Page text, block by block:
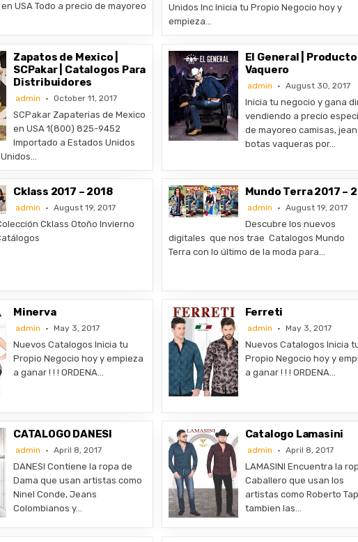
USA Todo a precio de mayoreo
Unidos Inc Inicia tu Propio Negocio hoy y
empieza…
Zapatos de Mexico |
SCPakar | Catalogos Para
Distribuidores
admin October 11, 2017
SCPakar Zapaterias de Mexico
en USA 1(800) 825-9452
Importado a Estados Unidos
El General | Producto
Vaquero
admin August 30, 2017
Inicia tu negocio y gana
vendiendo a precio
de mayoreo camisas,
botas vaqueras por…
Cklass 2017 – 2018
admin August 19, 2017
Cklass Otoño Invierno
Mundo Terra 2017 –
admin August 19, 2017
Descubre los nuevos
digitales que nos trae Catalogos Mundo
Terra con lo último de la moda para…
Minerva
admin May 3, 2017
Nuevos Catalogos Inicia tu
Propio Negocio hoy y empieza
a ganar ! ! ! ORDENA…
Ferreti
admin May 3, 2017
Nuevos Catalogos Inicia
Propio Negocio hoy y
a ganar ! ! ! ORDENA…
CATALOGO DANESI
admin April 8, 2017
DANESI Contiene la ropa de
Dama que usan artistas como
Ninel Conde, Jeans
Colombianos y…
Catalogo Lamasini
admin April 8, 2017
LAMASINI Encuentra la
Caballero que usan los
artistas como Roberto
tambien las…